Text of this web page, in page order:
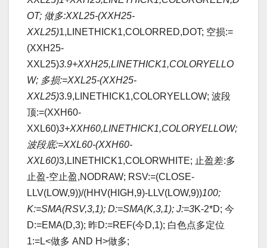
OT; 做多:XXL25-(XXH25-
XXL25)1,LINETHICK1,COLORRED,DOT; 空损:=
(XXH25-
XXL25)3.9+XXH25,LINETHICK1,COLORYELLO
W; 多损:=XXL25-(XXH25-
XXL25)3.9,LINETHICK1,COLORYELLOW; 波段
顶:=(XXH60-
XXL60)3+XXH60,LINETHICK1,COLORYELLOW;
波段底:=XXL60-(XXH60-
XXL60)3,LINETHICK1,COLORWHITE; 止盈差:多
止盈-空止盈,NODRAW; RSV:=(CLOSE-
LLV(LOW,9))/(HHV(HIGH,9)-LLV(LOW,9))100;
K:=SMA(RSV,3,1); D:=SMA(K,3,1); J:=3K-2*D; 今
D:=EMA(D,3); 昨D:=REF(今D,1); 白色点多定位
1:=L<做多 AND H>做多;